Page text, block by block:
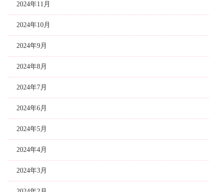
2024年11月
2024年10月
2024年9月
2024年8月
2024年7月
2024年6月
2024年5月
2024年4月
2024年3月